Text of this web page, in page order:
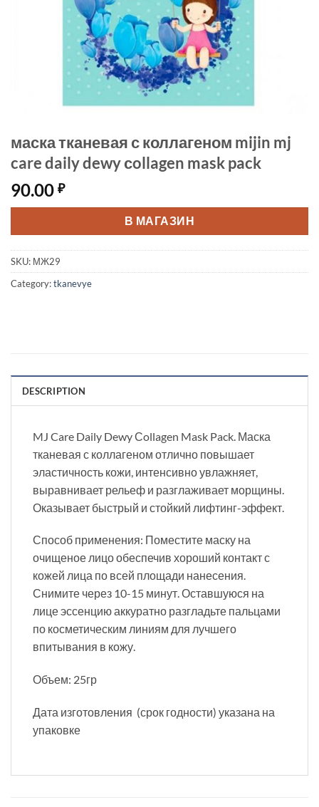
маска тканевая с коллагеном mijin mj
care daily dewy сollagen mask pack
90.00 ₽
В МАГАЗИН
SKU: МЖ29
Category:tkanevye
DESCRIPTION
MJ Care Daily Dewy Сollagen Mask Pack. Маска
тканевая с коллагеном отлично повышает
эластичность кожи, интенсивно увлажняет,
выравнивает рельеф и разглаживает морщины.
Оказывает быстрый и стойкий лифтинг-эффект.
Способ применения: Поместите маску на
очищеное лицо обеспечив хороший контакт с
кожей лица по всей площади нанесения.
Снимите через 10-15 минут. Оставшуюся на
лице эссенцию аккуратно разгладьте пальцами
по косметическим линиям для лучшего
впитывания в кожу.
Объем: 25гр
Дата изготовления (срок годности) указана на
упаковке